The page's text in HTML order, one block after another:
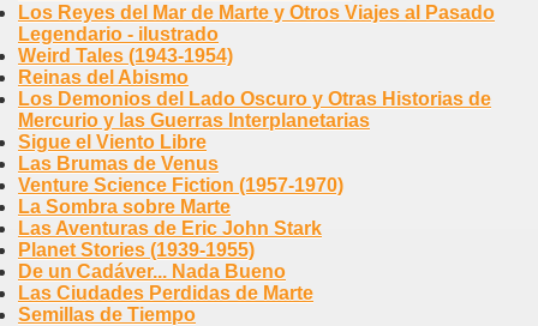
Los Reyes del Mar de Marte y Otros Viajes al Pasado
Legendario - ilustrado
Weird Tales (1943-1954)
Reinas del Abismo
Los Demonios del Lado Oscuro y Otras Historias de
Mercurio y las Guerras Interplanetarias
Sigue el Viento Libre
Las Brumas de Venus
Venture Science Fiction (1957-1970)
La Sombra sobre Marte
Las Aventuras de Eric John Stark
Planet Stories (1939-1955)
De un Cadáver... Nada Bueno
Las Ciudades Perdidas de Marte
Semillas de Tiempo